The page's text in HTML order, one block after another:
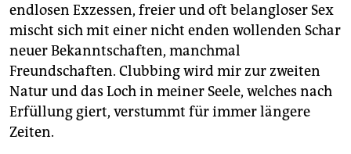
endlosen Exzessen, freier und oft belangloser Sex
mischt sich mit einer nicht enden wollenden Schar
neuer Bekanntschaften, manchmal
Freundschaften. Clubbing wird mir zur zweiten
Natur und das Loch in meiner Seele, welches nach
Erfüllung giert, verstummt für immer längere
Zeiten.